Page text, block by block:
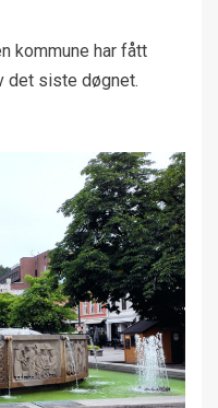
kommune har fått
det siste døgnet.